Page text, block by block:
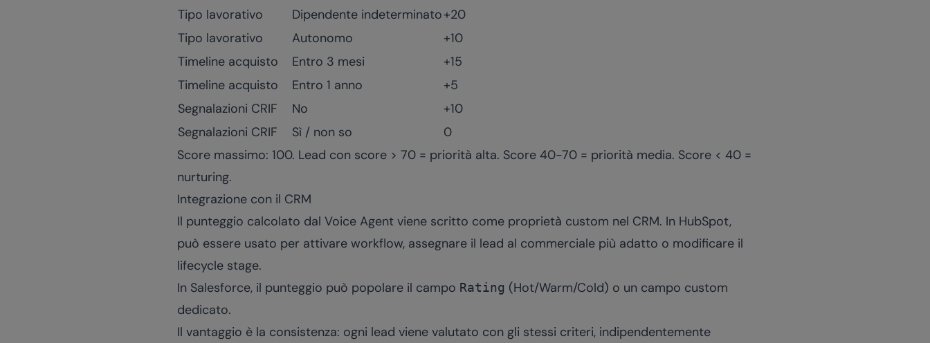
Tipo lavorativo
Dipendente indeterminato+20
Tipo lavorativo
Autonomo
+10
Timeline acquisto
Entro 3 mesi
+15
Timeline acquisto
Entro 1 anno
+5
Segnalazioni CRIF
No
+10
Segnalazioni CRIF
Sì / non so
0
Score massimo: 100. Lead con score > 70 = priorità alta. Score 40-70 = priorità media. Score < 40 =
nurturing.
Integrazione con il CRM
Il punteggio calcolato dal Voice Agent viene scritto come proprietà custom nel CRM. In HubSpot,
può essere usato per attivare workflow, assegnare il lead al commerciale più adatto o modificare il
lifecycle stage.
In Salesforce, il punteggio può popolare il campo Rating (Hot/Warm/Cold) o un campo custom
dedicato.
Il vantaggio è la consistenza: ogni lead viene valutato con gli stessi criteri, indipendentemente